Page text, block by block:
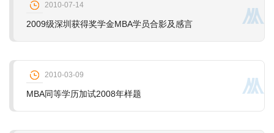
2010-07-14
2009级深圳获得奖学金MBA学员合影及感言
2010-03-09
MBA同等学历加试2008年样题